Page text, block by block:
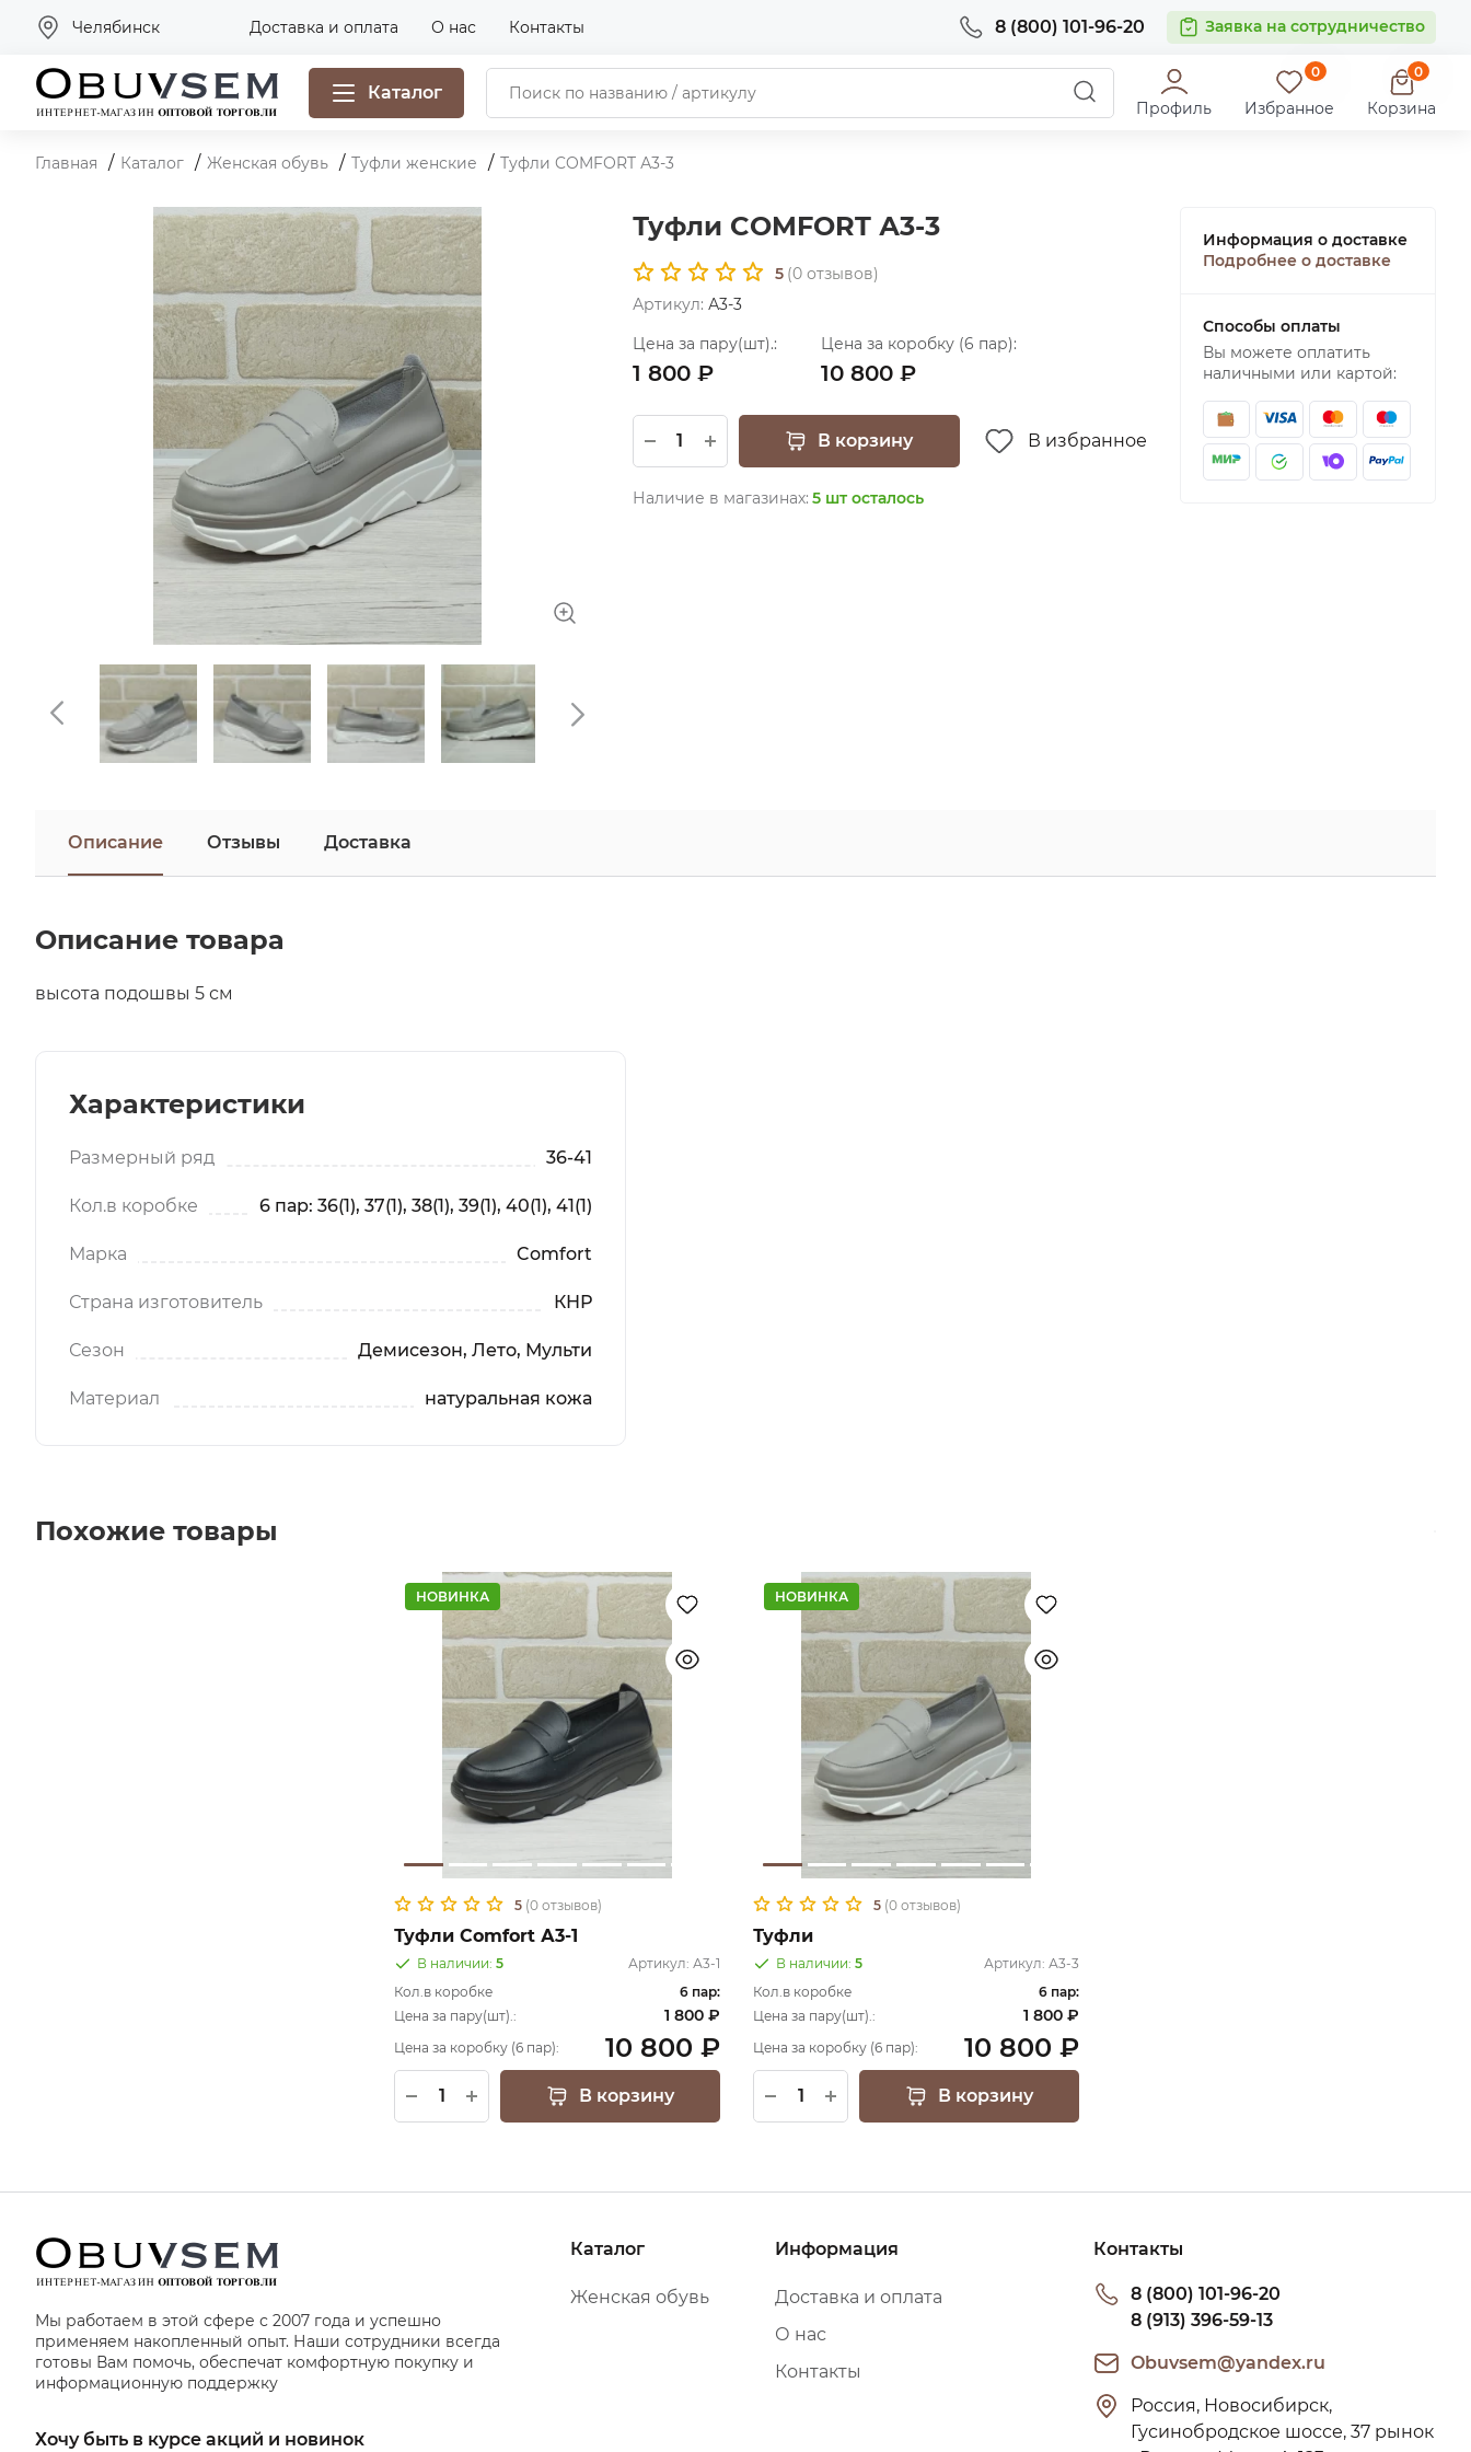
Челябинск Доставка и оплата О нас Контакты 8 (800) 101-96-20 Заявка на сотрудничество
Каталог
Профиль
0
Избранное
0
Корзина
Главная Каталог Женская обувь Туфли женские Туфли COMFORT А3-3
Туфли COMFORT А3-3
5 (0отзывов)
Артикул: А3-3
Цена за пару(шт).:
1 800 ₽
Цена за коробку (6 пар):
10 800 ₽
В корзину В избранное
Наличие в магазинах: 5 шт осталось
Информация о доставке
Подробнее о доставке
Способы оплаты
Вы можете оплатить
наличными или картой:
Описание Отзывы Доставка
Описание товара
высота подошвы 5 см
Характеристики
Размерный ряд 36-41
Кол.в коробке 6 пар: 36(1), 37(1), 38(1), 39(1), 40(1), 41(1)
Марка Comfort
Страна изготовитель КНР
Сезон Демисезон, Лето, Мульти
Материал натуральная кожа
Похожие товары
НОВИНКА
5 (0 отзывов)
Туфли Comfort А3-1
В наличии: 5 Артикул: А3-1
Кол.в коробке
6 пар:
Цена за пару(шт).:
1 800 ₽
Цена за коробку (6 пар): 10 800 ₽
В корзину
НОВИНКА
5 (0 отзывов)
Туфли
В наличии: 5 Артикул: А3-3
Кол.в коробке
6 пар:
Цена за пару(шт).:
1 800 ₽
Цена за коробку (6 пар): 10 800 ₽
В корзину
Мы работаем в этой сфере с 2007 года и успешно
применяем накопленный опыт. Наши сотрудники всегда
готовы Вам помочь, обеспечат комфортную покупку и
информационную поддержку
Хочу быть в курсе акций и новинок
Каталог
Женская обувь
Информация
Доставка и оплата
О нас
Контакты
Контакты
8 (800) 101-96-20
8 (913) 396-59-13
Obuvsem@yandex.ru
Россия, Новосибирск,
Гусинобродское шоссе, 37 рынок